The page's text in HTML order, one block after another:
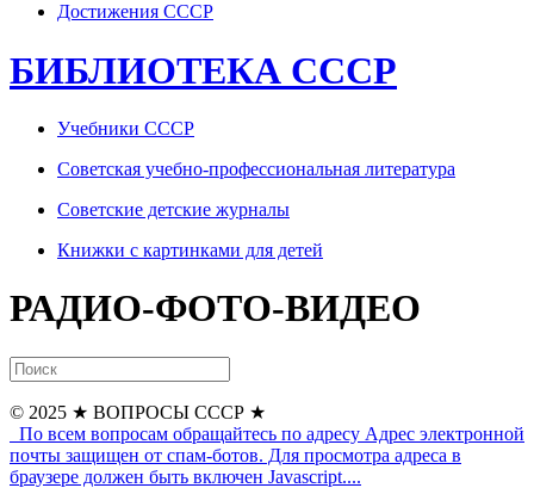
Достижения СССР
БИБЛИОТЕКА СССР
Учебники СССР
Советская учебно-профессиональная литература
Советские детские журналы
Книжки с картинками для детей
РАДИО-ФОТО-ВИДЕО
© 2025 ★ ВОПРОСЫ СССР ★
По всем вопросам обращайтесь по адресу Адрес электронной
почты защищен от спам-ботов. Для просмотра адреса в
браузере должен быть включен Javascript....